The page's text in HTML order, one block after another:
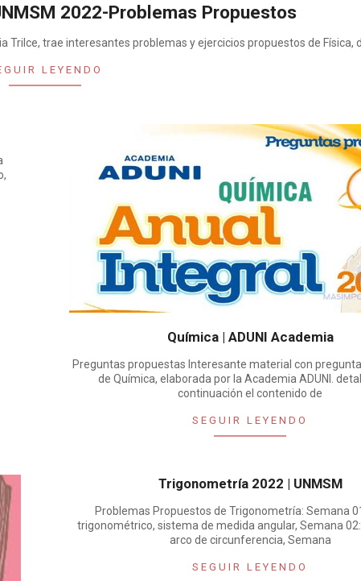
2022-Problemas Propuestos
trae interesantes problemas y ejercicios propuestos de Física,
LEYENDO
Química | ADUNI Academia
Preguntas propuestas Interesante material con
de Química, elaborada por la Academia ADUNI.
continuación el contenido de
SEGUIR LEYENDO
Trigonometría 2022 | UNMSM
Problemas Propuestos de Trigonometría: Semana
trigonométrico, sistema de medida angular, Semana
arco de circunferencia, Semana
SEGUIR LEYENDO